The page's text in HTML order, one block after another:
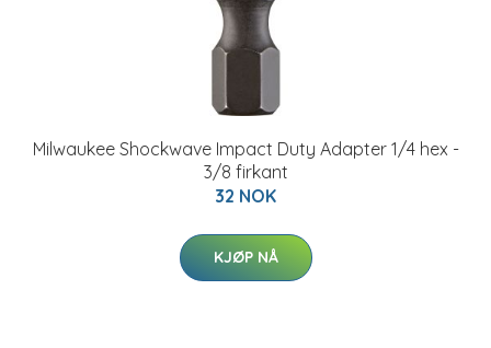
Milwaukee Shockwave Impact Duty Adapter 1/4 hex -
3/8 firkant
32 NOK
KJØP NÅ